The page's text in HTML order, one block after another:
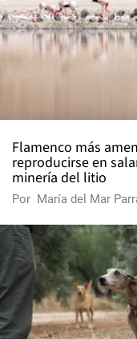
Flamenco más
reproducirse en
minería del litio
Por María del Mar